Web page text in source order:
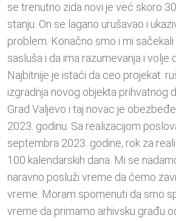
se trenutno zida novi je već skoro
stanju. On se lagano urušavao i
problem. Konačno smo i mi sačekali
sasluša i da ima razumevanja i volje
Najbitnije je istaći da ceo projekat:
izgradnja novog objekta prihvatnog
Grad Valjevo i taj novac je
2023. godinu. Sa realizacijom
septembra 2023. godine, rok za
100 kalendarskih dana. Mi se
naravno posluži vreme da ćemo
vreme. Moram spomenuti da smo
vreme da primamo arhivsku građu